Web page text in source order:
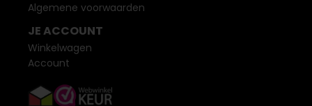
Algemene voorwaarden
JE ACCOUNT
Winkelwagen
Account